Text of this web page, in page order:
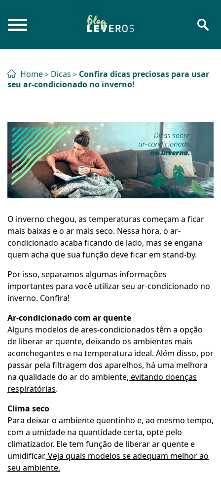
Home > Dicas > Confira dicas preciosas para usar
seu ar-condicionado no inverno!
O inverno chegou, as temperaturas começam a ficar
mais baixas e o ar mais seco. Nessa hora, o ar-
condicionado acaba ficando de lado, mas se engana
quem acha que sua função deve ficar em stand-by.
Por isso, separamos algumas informações
importantes para você utilizar seu ar-condicionado no
inverno. Confira!
Ar-condicionado com ar quente
Alguns modelos de ares-condicionados têm a opção
de liberar ar quente, deixando os ambientes mais
aconchegantes e na temperatura ideal. Além disso, por
passar pela filtragem dos aparelhos, há uma melhora
na qualidade do ar do ambiente, evitando doenças
respiratórias.
Clima seco
Para deixar o ambiente quentinho e, ao mesmo tempo,
com a umidade na quantidade certa, opte pelo
climatizador. Ele tem função de liberar ar quente e
umidificar. Veja quais modelos se adequam melhor ao
seu ambiente.